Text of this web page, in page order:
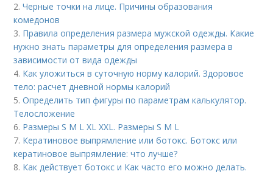
2.Черные точки на лице. Причины образования
комедонов
3. Правила определения размера мужской одежды. Какие
нужно знать параметры для определения размера в
зависимости от вида одежды
4. Как уложиться в суточную норму калорий. Здоровое
тело: расчет дневной нормы калорий
5.Определить тип фигуры по параметрам калькулятор.
Телосложение
6. Размеры S M L XL XXL. Размеры S M L
7. Кератиновое выпрямление или ботокс. Ботокс или
кератиновое выпрямление: что лучше?
8. Как действует ботокс и Как часто его можно делать.